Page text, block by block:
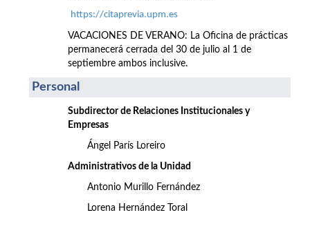
https://citaprevia.upm.es
VACACIONES DE VERANO: La Oficina de prácticas
permanecerá cerrada del 30 de julio al 1 de
septiembre ambos inclusive.
Personal
Subdirector de Relaciones Institucionales y
Empresas
Ángel París Loreiro
Administrativos de la Unidad
Antonio Murillo Fernández
Lorena Hernández Toral